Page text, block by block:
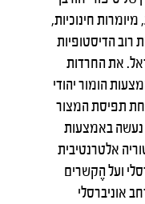
חינוכיות,
רוב הדיסטופיות
את החרדות
הומור יהודי
תפיסת המצור
נעשה באמצעות
אלטרנטיבית
ועל הֶקשרים
אוניברסלי